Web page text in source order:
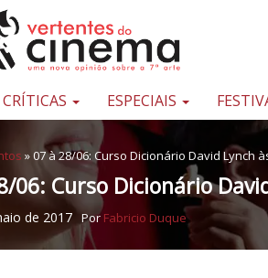
CRÍTICAS ESPECIAIS
»07 à 28/06: Curso Dicionário David Lynch
06: Curso Dicionário
de 2017 Por Fabricio Duque